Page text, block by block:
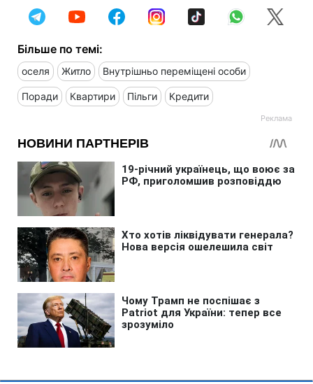
Більше по темі:
оселя Житло Внутрішньо переміщені особи
Поради Квартири Пільги Кредити